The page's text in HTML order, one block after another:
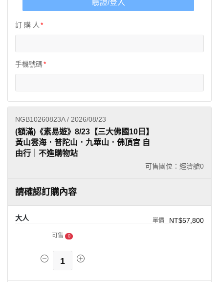
驗證/登入
訂 購 人
手機號碼
NGB10260823A / 2026/08/23
可售團位：經濟艙0
(額滿)《素易遊》8/23【三大佛國10日】
黃山雲海．普陀山．九華山．佛頂宮 自
由行｜不進購物站
請確認訂購內容
大人 NT$57,800
可售 0
1